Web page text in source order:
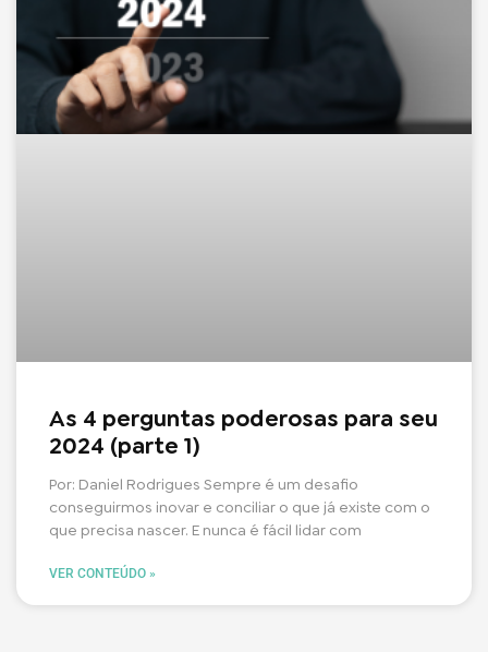
As 4 perguntas poderosas para seu
2024 (parte 1)
Por: Daniel Rodrigues Sempre é um desafio
conseguirmos inovar e conciliar o que já existe com o
que precisa nascer. E nunca é fácil lidar com
VER CONTEÚDO »